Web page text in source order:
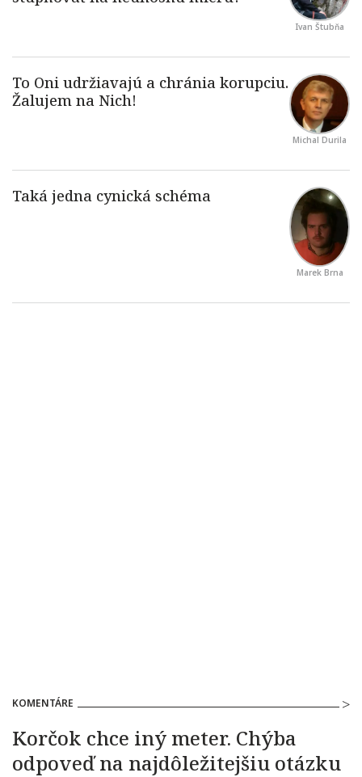
Ivan Štubňa
Michal Durila
Marek Brna
KOMENTÁRE
Korčok chce iný meter. Chýba
odpoveď na najdôležitejšiu otázku